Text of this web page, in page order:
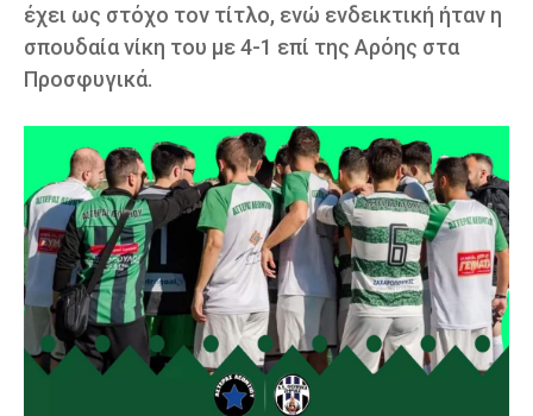
έχει ως στόχο τον τίτλο, ενώ ενδεικτική ήταν η
σπουδαία νίκη του με 4-1 επί της Αρόης στα
Προσφυγικά.